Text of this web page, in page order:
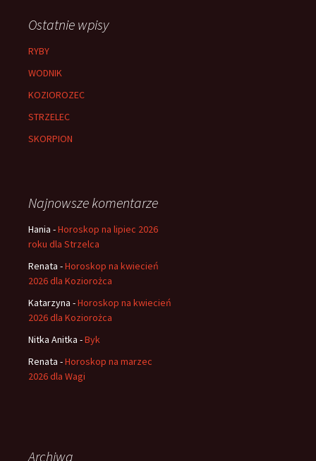
Ostatnie wpisy
RYBY
WODNIK
KOZIOROZEC
STRZELEC
SKORPION
Najnowsze komentarze
Hania -Horoskop na lipiec 2026
roku dla Strzelca
Renata -Horoskop na kwiecień
2026 dla Koziorożca
Katarzyna -Horoskop na kwiecień
2026 dla Koziorożca
Nitka Anitka -Byk
Renata -Horoskop na marzec
2026 dla Wagi
Archiwa